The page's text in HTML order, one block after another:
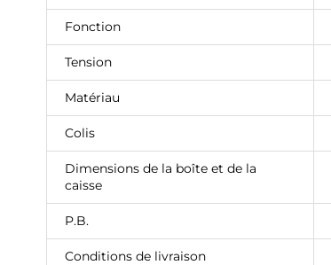
Fonction
Tension
Matériau
Colis
Dimensions de la boîte et de la
caisse
P.B.
Conditions de livraison